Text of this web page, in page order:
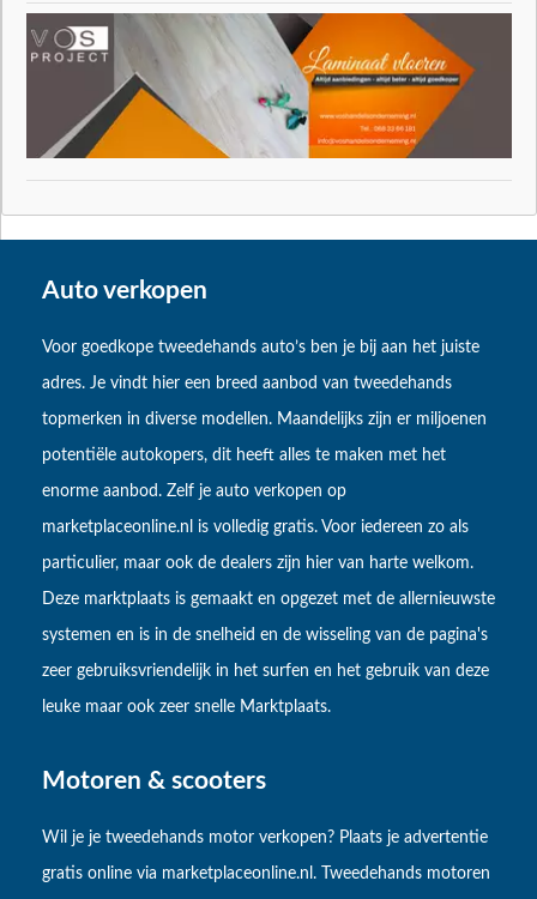
Auto verkopen
Voor goedkope tweedehands auto’s ben je bij aan het juiste
adres. Je vindt hier een breed aanbod van tweedehands
topmerken in diverse modellen. Maandelijks zijn er miljoenen
potentiële autokopers, dit heeft alles te maken met het
enorme aanbod. Zelf je auto verkopen op
marketplaceonline.nl is volledig gratis. Voor iedereen zo als
particulier, maar ook de dealers zijn hier van harte welkom.
Deze marktplaats is gemaakt en opgezet met de allernieuwste
systemen en is in de snelheid en de wisseling van de pagina's
zeer gebruiksvriendelijk in het surfen en het gebruik van deze
leuke maar ook zeer snelle Marktplaats.
Motoren & scooters
Wil je je tweedehands motor verkopen? Plaats je advertentie
gratis online via marketplaceonline.nl. Tweedehands motoren